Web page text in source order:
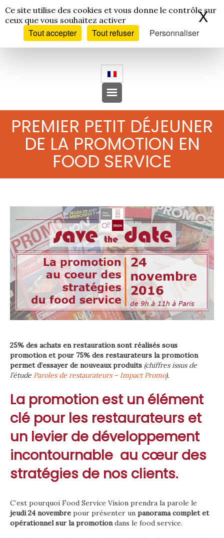
Panneau de gestion des cookies
Ce site utilise des cookies et vous donne le contrôle sur
ceux que vous souhaitez activer
Tout accepter Tout refuser Personnaliser
X
PREMIER PETIT DÉJEUNER
DE LA PROMOTION EN
FOOD SERVICE
25% des achats en restauration sont réalisés sous
promotion et pour 75% des restaurateurs la promotion
permet d’essayer de nouveaux produits (chiffres issus de
l’étude Paroles de restaurateurs – Impact Promo).
La promotion est un élément
clé pour les restaurateurs et
un levier de développement
incontournable au cœur des
stratégies de nos clients.
C’est pourquoi Food Service Vision prendra la parole le
jeudi 24 novembre pour présenter un panorama complet et
opérationnel sur la promotiondans le food service.